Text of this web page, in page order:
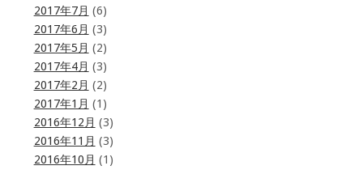
2017年7月 (6)
2017年6月 (3)
2017年5月 (2)
2017年4月 (3)
2017年2月 (2)
2017年1月 (1)
2016年12月 (3)
2016年11月 (3)
2016年10月 (1)